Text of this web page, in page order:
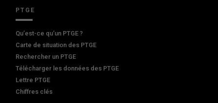
PTGE
Qu’est-ce qu’un PTGE ?
Carte de situation des PTGE
Rechercher un PTGE
Télécharger les données des PTGE
Lettre PTGE
Chiffres clés